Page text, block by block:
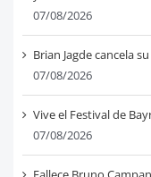
07/08/2026
Brian Jagde cancela
07/08/2026
Vive el Festival de
07/08/2026